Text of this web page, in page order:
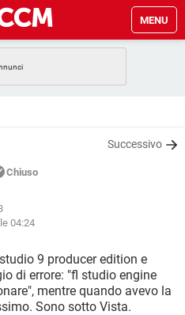
MENU
WHATSAPP
GAMING
WINDOWS 10
WHATSAPP
FACEBOOK
WINDOWS 10
WHATSAPP
GAMING
ANDROID
WINDOWS 10
Successivo
Chiuso
04:24
9 producer edition e
di errore: "fl studio engine
mentre quando avevo la
Sono sotto Vista.